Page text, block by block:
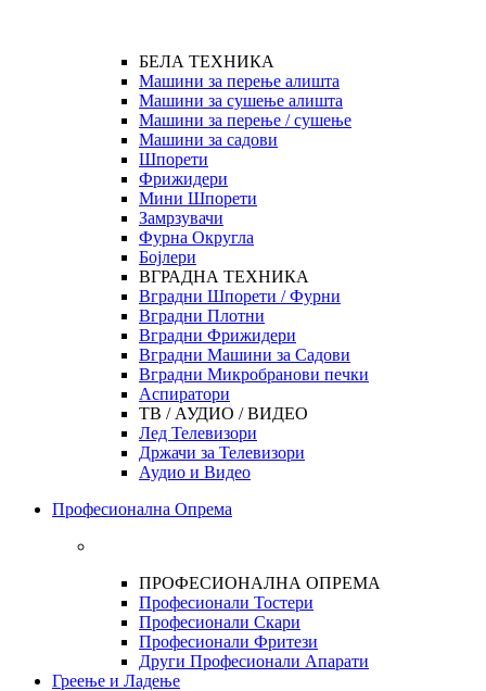
БЕЛА ТЕХНИКА
Машини за перење алишта
Машини за сушење алишта
Машини за перење / сушење
Машини за садови
Шпорети
Фрижидери
Мини Шпорети
Замрзувачи
Фурна Округла
Бојлери
ВГРАДНА ТЕХНИКА
Вградни Шпорети / Фурни
Вградни Плотни
Вградни Фрижидери
Вградни Машини за Садови
Вградни Микробранови печки
Аспиратори
ТВ / АУДИО / ВИДЕО
Лед Телевизори
Држачи за Телевизори
Аудио и Видео
Професионална Опрема
ПРОФЕСИОНАЛНА ОПРЕМА
Професионали Тостери
Професионали Скари
Професионали Фритези
Други Професионали Апарати
Греење и Ладење